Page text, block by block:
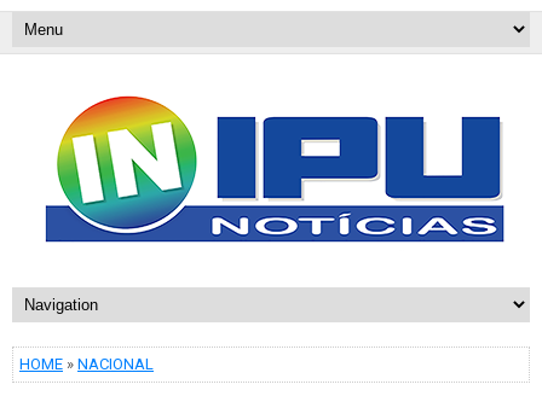
HOME » NACIONAL